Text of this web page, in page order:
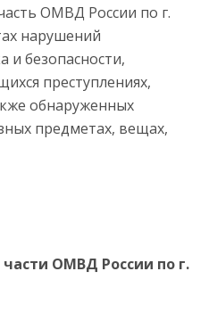
ОМВД России по г.
нарушений
и безопасности,
преступлениях,
обнаруженных
предметах, вещах,
ОМВД России по г.